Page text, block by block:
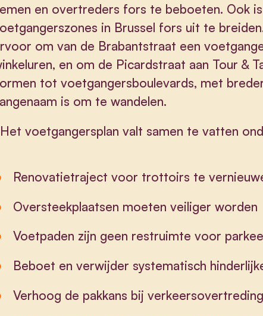
en overtreders fors te beboeten. Ook
in Brussel fors uit te
om van de Brabantstraat een
en om de Picardstraat aan Tour &
tot voetgangersboulevards, met
is om te wandelen.
voetgangersplan valt samen te vatten
Renovatietraject voor trottoirs te
Oversteekplaatsen moeten veiliger worden
Voetpaden zijn geen restruimte voor
Beboet en verwijder systematisch
Verhoog de pakkans bij